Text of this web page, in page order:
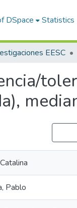
DSpace Statistics
EESC
Pablo